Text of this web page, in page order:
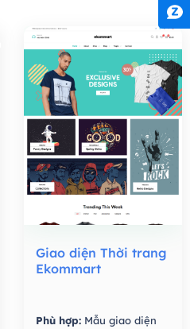
Giao diện Thời trang
Ekommart
Phù hợp: Mẫu giao diện